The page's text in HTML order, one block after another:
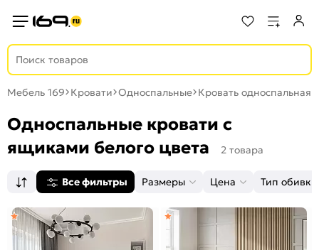
Мебель 169 Кровати Односпальные Кровать односпальная
Односпальные кровати с
ящиками белого цвета
2 товара
Все фильтры Размеры Цена Тип обивки